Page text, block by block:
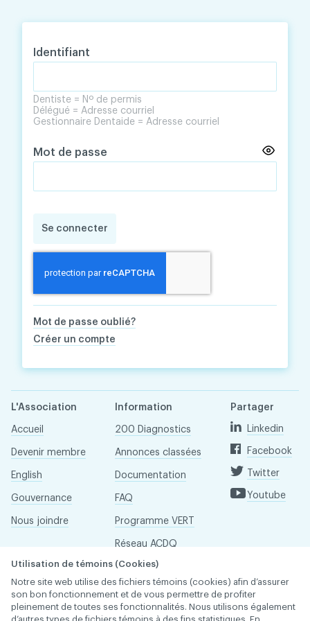
Identifiant
Dentiste = Nº de permis
Délégué = Adresse courriel
Gestionnaire Dentaide = Adresse courriel
Mot de passe
Se connecter
Mot de passe oublié?
Créer un compte
L'Association
Accueil
Devenir membre
English
Gouvernance
Nous joindre
Information
200 Diagnostics
Annonces classées
Documentation
FAQ
Programme VERT
Réseau ACDQ
Salle de presse
À propos
Partager
Linkedin
Facebook
Twitter
Youtube
Utilisation de témoins (Cookies)
Notre site web utilise des fichiers témoins (cookies) afin d’assurer
son bon fonctionnement et de vous permettre de profiter
pleinement de toutes ses fonctionnalités. Nous utilisons également